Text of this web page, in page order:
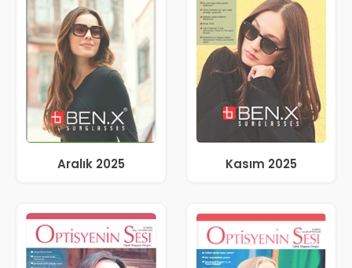
Aralık 2025 Kasım 2025